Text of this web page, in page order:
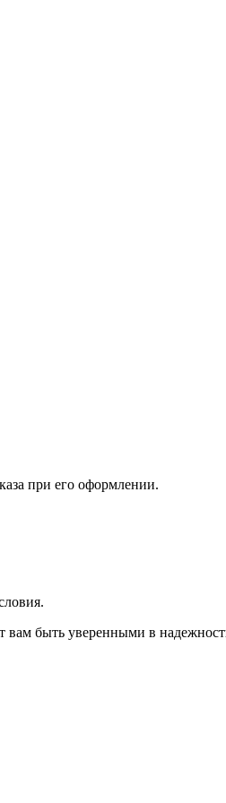
при его оформлении.
вам быть уверенными в